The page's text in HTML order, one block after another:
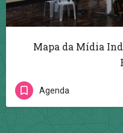
Mapa da Mídia
Agenda